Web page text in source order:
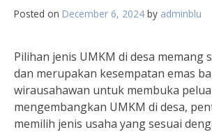
Posted on December 6, 2024 by adminblu
Pilihan jenis UMKM di desa memang
dan merupakan kesempatan emas
wirausahawan untuk membuka
mengembangkan UMKM di desa,
memilih jenis usaha yang sesuai